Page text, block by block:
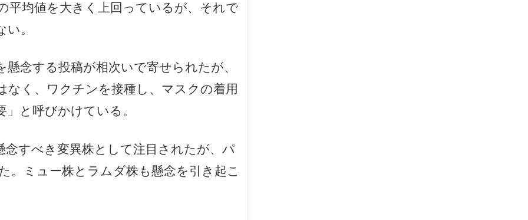
平均値を大きく上回っているが、それで
。
懸念する投稿が相次いで寄せられたが、
く、ワクチンを接種し、マスクの着用
と呼びかけている。
すべき変異株として注目されたが、パ
ミュー株とラムダ株も懸念を引き起こ